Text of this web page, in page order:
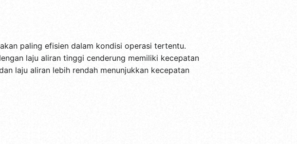
paling efisien dalam kondisi operasi tertentu.
laju aliran tinggi cenderung memiliki kecepatan
laju aliran lebih rendah menunjukkan kecepatan